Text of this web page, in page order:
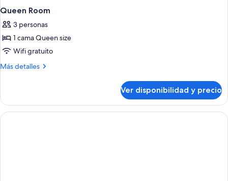
Queen Room
3 personas
1 cama Queen size
Wifi gratuito
Más detalles
Más
Room
Ver disponibilidad y precio